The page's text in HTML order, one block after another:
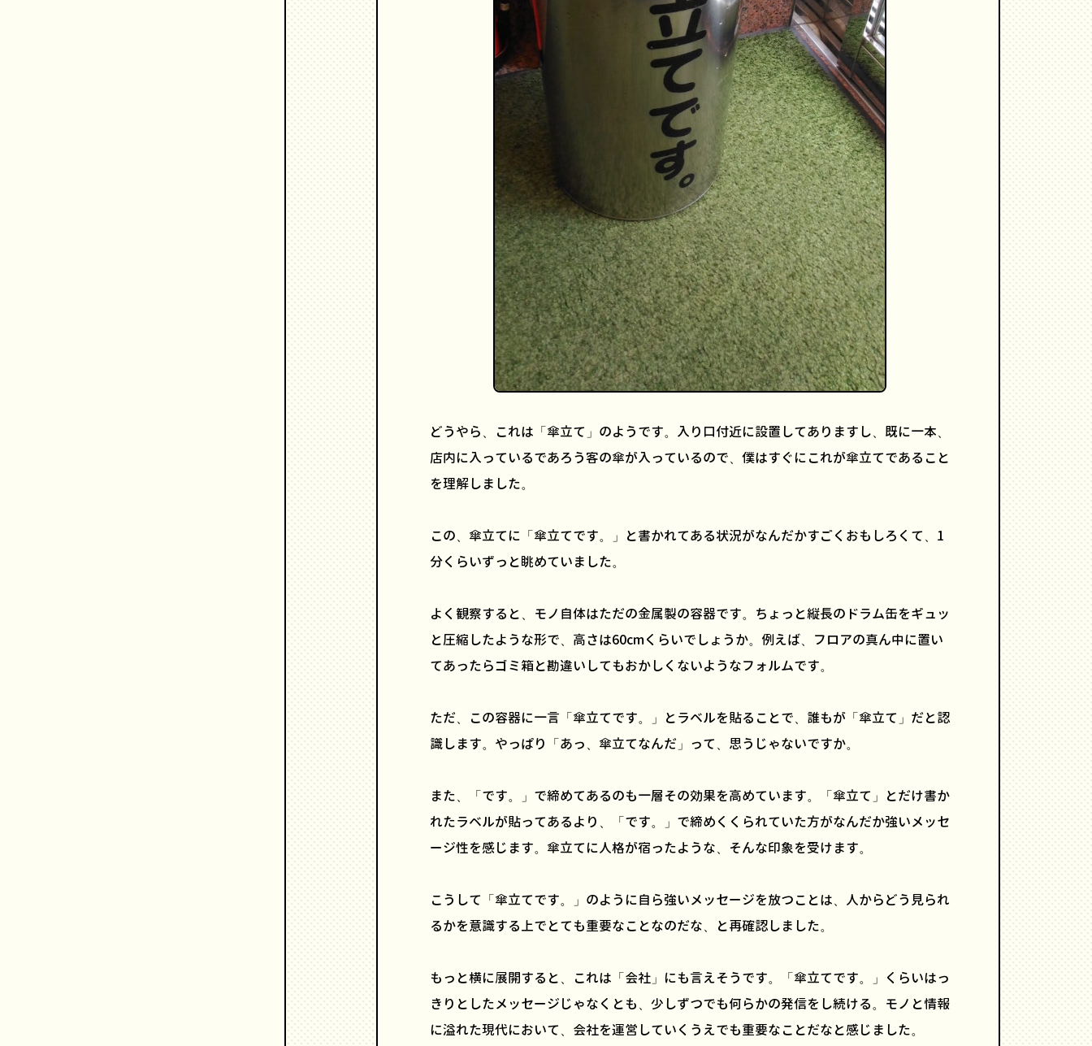
どうやら、これは「傘立て」のようです。入り口付近に設置してありますし、既に一本、
店内に入っているであろう客の傘が入っているので、僕はすぐにこれが傘立てであること
を理解しました。
この、傘立てに「傘立てです。」と書かれてある状況がなんだかすごくおもしろくて、1
分くらいずっと眺めていました。
よく観察すると、モノ自体はただの金属製の容器です。ちょっと縦長のドラム缶をギュッ
と圧縮したような形で、高さは60cmくらいでしょうか。例えば、フロアの真ん中に置い
てあったらゴミ箱と勘違いしてもおかしくないようなフォルムです。
ただ、この容器に一言「傘立てです。」とラベルを貼ることで、誰もが「傘立て」だと認
識します。やっぱり「あっ、傘立てなんだ」って、思うじゃないですか。
また、「です。」で締めてあるのも一層その効果を高めています。「傘立て」とだけ書か
れたラベルが貼ってあるより、「です。」で締めくくられていた方がなんだか強いメッセ
ージ性を感じます。傘立てに人格が宿ったような、そんな印象を受けます。
こうして「傘立てです。」のように自ら強いメッセージを放つことは、人からどう見られ
るかを意識する上でとても重要なことなのだな、と再確認しました。
もっと横に展開すると、これは「会社」にも言えそうです。「傘立てです。」くらいはっ
きりとしたメッセージじゃなくとも、少しずつでも何らかの発信をし続ける。モノと情報
に溢れた現代において、会社を運営していくうえでも重要なことだなと感じました。